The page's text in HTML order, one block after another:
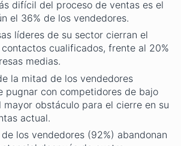
difícil del proceso de ventas es el
el 36% de los vendedores.
líderes de su sector cierran el
cualificados, frente al 20%
medias.
la mitad de los vendedores
pugnar con competidores de bajo
mayor obstáculo para el cierre en su
actual.
los vendedores (92%) abandonan